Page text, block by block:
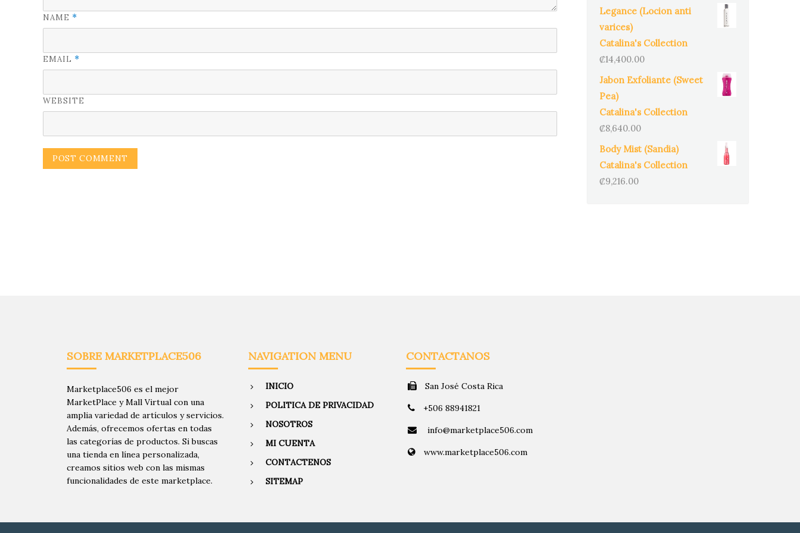
NAME *
EMAIL *
WEBSITE
Legance (Locion anti
varices)
Catalina's Collection
₡14,400.00
Jabon Exfoliante (Sweet
Pea)
Catalina's Collection
₡8,640.00
Body Mist (Sandia)
Catalina's Collection
₡9,216.00
SOBRE MARKETPLACE506
Marketplace506 es el mejor
MarketPlace y Mall Virtual con una
amplia variedad de artículos y servicios.
Además, ofrecemos ofertas en todas
las categorías de productos. Si buscas
una tienda en línea personalizada,
creamos sitios web con las mismas
funcionalidades de este marketplace.
NAVIGATION MENU
INICIO
POLITICA DE PRIVACIDAD
NOSOTROS
MI CUENTA
CONTACTENOS
SITEMAP
CONTACTANOS
San José Costa Rica
+506 88941821
info@marketplace506.com
www.marketplace506.com